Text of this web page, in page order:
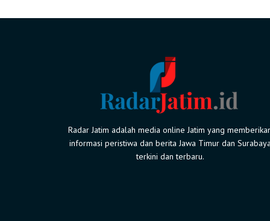
Radar Jatim adalah media online Jatim yang
informasi peristiwa dan berita Jawa Timur dan
terkini dan terbaru.